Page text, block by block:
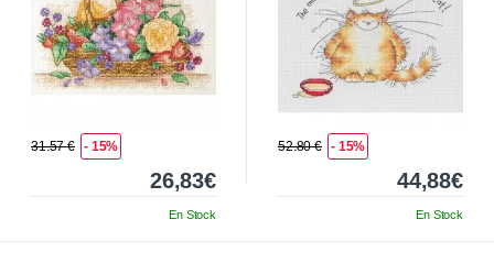
31.57 € - 15%
26,83€
En Stock
52.80 € - 15%
44,88€
En Stock